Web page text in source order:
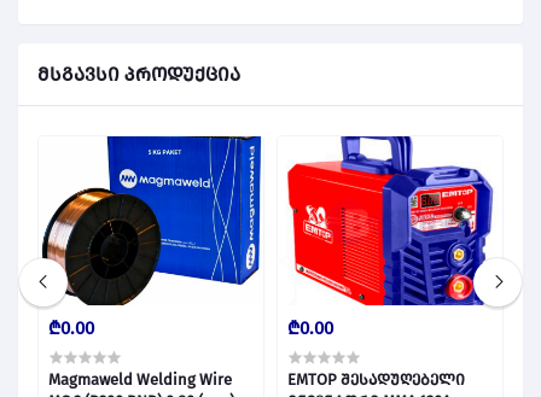
მსგავსი პროდუქცია
₾0.00
Magmaweld Welding Wire
₾0.00
EMTOP შესადუღებელი